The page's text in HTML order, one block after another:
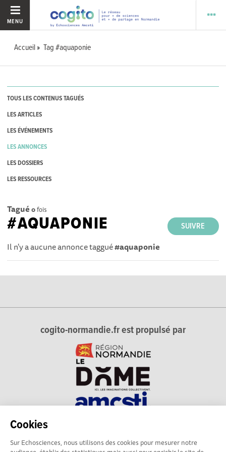
Cookies
Sur Echosciences, nous utilisons des cookies pour mesurer notre
MENU
Accueil Tag #aquaponie
TOUS LES CONTENUS TAGUÉS
LES ARTICLES
LES ÉVÉNEMENTS
LES ANNONCES
LES DOSSIERS
LES RESSOURCES
Tagué 0fois
SUIVRE
#AQUAPONIE
Il n'y a aucune annonce taggué#aquaponie
cogito-normandie.fr est propulsé par
technique et du dialogue science-société en Normandie.